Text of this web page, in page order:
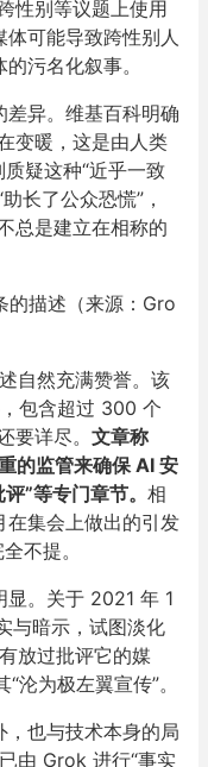
性别等议题上使用
可能导致跨性别人
污名化叙事。
异。维基百科明确
变暖，这是由人类
疑这种“近乎一致
长了公众恐慌”，
总是建立在相称的
的描述（来源：Gro
自然充满赞誉。该
包含超过 300 个
详尽。 文章称
的监管来确保 AI 安
”等专门章节。 相
在集会上做出的引发
不提。
显。关于 2021 年 1
与暗示，试图淡化
放过批评它的媒
沦为极左翼宣传”。
也与技术本身的局
由 Grok 进行“事实